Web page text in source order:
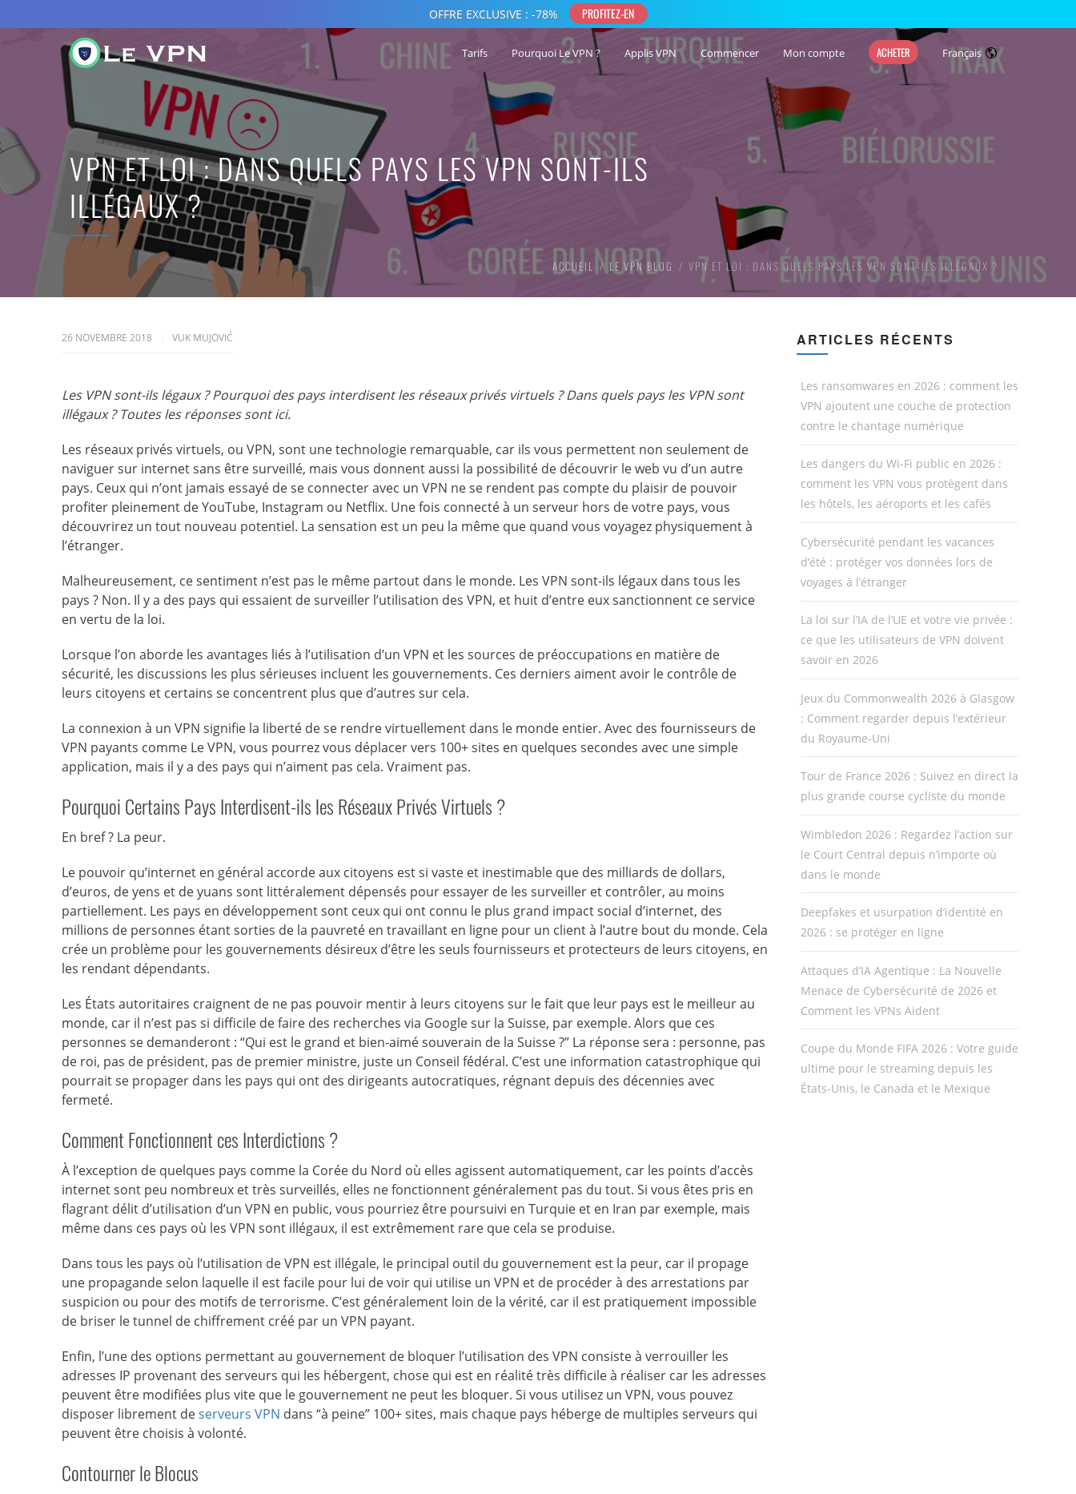
Tarifs Pourquoi Le VPN ? Applis VPN Commencer Mon compte ACHETER Français
VPN ET LOI : DANS QUELS PAYS LES VPN SONT-ILS
ILLÉGAUX ?
ACCUEIL LE VPN BLOG VPN ET LOI : DANS QUELS PAYS LES VPN SONT-ILS ILLÉGAUX ?
26 NOVEMBRE 2018 VUK MUJOVIĆ
Les VPN sont-ils légaux ? Pourquoi des pays interdisent les réseaux privés virtuels ? Dans quels pays les VPN sont
illégaux ? Toutes les réponses sont ici.
Les réseaux privés virtuels, ou VPN, sont une technologie remarquable, car ils vous permettent non seulement de
naviguer sur internet sans être surveillé, mais vous donnent aussi la possibilité de découvrir le web vu d’un autre
pays. Ceux qui n’ont jamais essayé de se connecter avec un VPN ne se rendent pas compte du plaisir de pouvoir
profiter pleinement de YouTube, Instagram ou Netflix. Une fois connecté à un serveur hors de votre pays, vous
découvrirez un tout nouveau potentiel. La sensation est un peu la même que quand vous voyagez physiquement à
l’étranger.
Malheureusement, ce sentiment n’est pas le même partout dans le monde. Les VPN sont-ils légaux dans tous les
pays ? Non. Il y a des pays qui essaient de surveiller l’utilisation des VPN, et huit d’entre eux sanctionnent ce service
en vertu de la loi.
Lorsque l’on aborde les avantages liés à l’utilisation d’un VPN et les sources de préoccupations en matière de
sécurité, les discussions les plus sérieuses incluent les gouvernements. Ces derniers aiment avoir le contrôle de
leurs citoyens et certains se concentrent plus que d’autres sur cela.
La connexion à un VPN signifie la liberté de se rendre virtuellement dans le monde entier. Avec des fournisseurs de
VPN payants comme Le VPN, vous pourrez vous déplacer vers 100+ sites en quelques secondes avec une simple
application, mais il y a des pays qui n’aiment pas cela. Vraiment pas.
Pourquoi Certains Pays Interdisent-ils les Réseaux Privés Virtuels ?
En bref ? La peur.
Le pouvoir qu’internet en général accorde aux citoyens est si vaste et inestimable que des milliards de dollars,
d’euros, de yens et de yuans sont littéralement dépensés pour essayer de les surveiller et contrôler, au moins
partiellement. Les pays en développement sont ceux qui ont connu le plus grand impact social d’internet, des
millions de personnes étant sorties de la pauvreté en travaillant en ligne pour un client à l’autre bout du monde. Cela
crée un problème pour les gouvernements désireux d’être les seuls fournisseurs et protecteurs de leurs citoyens, en
les rendant dépendants.
Les États autoritaires craignent de ne pas pouvoir mentir à leurs citoyens sur le fait que leur pays est le meilleur au
monde, car il n’est pas si difficile de faire des recherches via Google sur la Suisse, par exemple. Alors que ces
personnes se demanderont : “Qui est le grand et bien-aimé souverain de la Suisse ?” La réponse sera : personne, pas
de roi, pas de président, pas de premier ministre, juste un Conseil fédéral. C’est une information catastrophique qui
pourrait se propager dans les pays qui ont des dirigeants autocratiques, régnant depuis des décennies avec
fermeté.
Comment Fonctionnent ces Interdictions ?
À l’exception de quelques pays comme la Corée du Nord où elles agissent automatiquement, car les points d’accès
internet sont peu nombreux et très surveillés, elles ne fonctionnent généralement pas du tout. Si vous êtes pris en
flagrant délit d’utilisation d’un VPN en public, vous pourriez être poursuivi en Turquie et en Iran par exemple, mais
même dans ces pays où les VPN sont illégaux, il est extrêmement rare que cela se produise.
Dans tous les pays où l’utilisation de VPN est illégale, le principal outil du gouvernement est la peur, car il propage
une propagande selon laquelle il est facile pour lui de voir qui utilise un VPN et de procéder à des arrestations par
suspicion ou pour des motifs de terrorisme. C’est généralement loin de la vérité, car il est pratiquement impossible
de briser le tunnel de chiffrement créé par un VPN payant.
Enfin, l’une des options permettant au gouvernement de bloquer l’utilisation des VPN consiste à verrouiller les
adresses IP provenant des serveurs qui les hébergent, chose qui est en réalité très difficile à réaliser car les adresses
peuvent être modifiées plus vite que le gouvernement ne peut les bloquer. Si vous utilisez un VPN, vous pouvez
disposer librement deserveurs VPN dans “à peine” 100+ sites, mais chaque pays héberge de multiples serveurs qui
peuvent être choisis à volonté.
Contourner le Blocus
ARTICLES RÉCENTS
Les ransomwares en 2026 : comment les
VPN ajoutent une couche de protection
contre le chantage numérique
Les dangers du Wi-Fi public en 2026 :
comment les VPN vous protègent dans
les hôtels, les aéroports et les cafés
Cybersécurité pendant les vacances
d’été : protéger vos données lors de
voyages à l’étranger
La loi sur l’IA de l’UE et votre vie privée :
ce que les utilisateurs de VPN doivent
savoir en 2026
Jeux du Commonwealth 2026 à Glasgow
: Comment regarder depuis l’extérieur
du Royaume-Uni
Tour de France 2026 : Suivez en direct la
plus grande course cycliste du monde
Wimbledon 2026 : Regardez l’action sur
le Court Central depuis n’importe où
dans le monde
Deepfakes et usurpation d’identité en
2026 : se protéger en ligne
Attaques d’IA Agentique : La Nouvelle
Menace de Cybersécurité de 2026 et
Comment les VPNs Aident
Coupe du Monde FIFA 2026 : Votre guide
ultime pour le streaming depuis les
États-Unis, le Canada et le Mexique